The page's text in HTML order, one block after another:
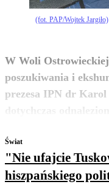
(fot. PAP/Wojtek Jargiło)
W Woli
poszukiwania i
prezesa IPN dr Karol
dotychczas
Świat
"Nie ufajcie
hiszpańskiego